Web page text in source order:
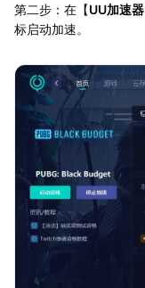
第二步：在【UU加速器
标启动加速。